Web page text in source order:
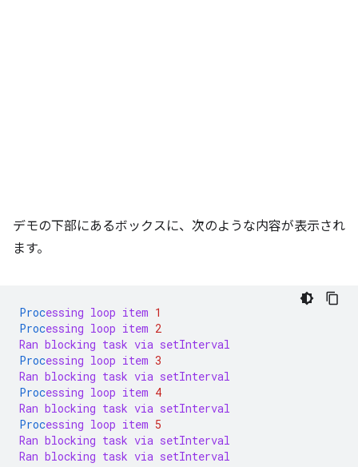
デモの下部にあるボックスに、次のような内容が表示され
ます。
Processing loop item 1
Processing loop item 2
Ran blocking task via setInterval
Processing loop item 3
Ran blocking task via setInterval
Processing loop item 4
Ran blocking task via setInterval
Processing loop item 5
Ran blocking task via setInterval
Ran blocking task via setInterval